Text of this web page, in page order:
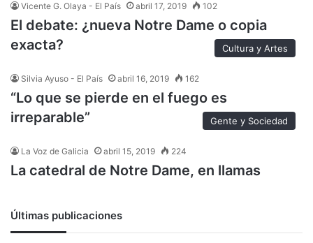
Vicente G. Olaya - El País abril 17, 2019 102
El debate: ¿nueva Notre Dame o copia
exacta?
Cultura y Artes
Silvia Ayuso - El País abril 16, 2019 162
“Lo que se pierde en el fuego es
irreparable”
Gente y Sociedad
La Voz de Galicia abril 15, 2019 224
La catedral de Notre Dame, en llamas
Últimas publicaciones